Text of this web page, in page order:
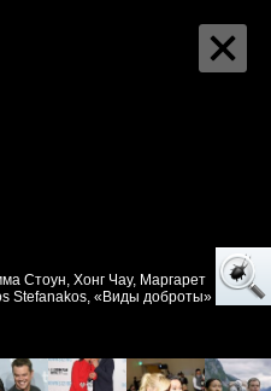
Стоун, Хонг Чау, Маргарет
Stefanakos, «Виды доброты»